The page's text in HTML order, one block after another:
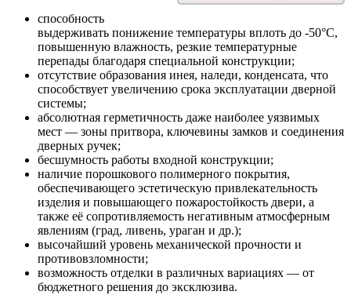
способность
выдерживать понижение температуры вплоть до -50°С,
повышенную влажность, резкие температурные
перепады благодаря специальной конструкции;
отсутствие образования инея, наледи, конденсата, что
способствует увеличению срока эксплуатации дверной
системы;
абсолютная герметичность даже наиболее уязвимых
мест — зоны притвора, ключевины замков и соединения
дверных ручек;
бесшумность работы входной конструкции;
наличие порошкового полимерного покрытия,
обеспечивающего эстетическую привлекательность
изделия и повышающего пожаростойкость двери, а
также её сопротивляемость негативным атмосферным
явлениям (град, ливень, ураган и др.);
высочайший уровень механической прочности и
противовзломности;
возможность отделки в различных вариациях — от
бюджетного решения до эксклюзива.